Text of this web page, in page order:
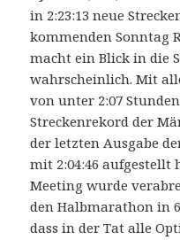
in 2:23:13 neue
kommenden Sonntag
macht ein Blick in die
wahrscheinlich. Mit
von unter 2:07
Streckenrekord der
der letzten Ausgabe
mit 2:04:46 aufgestellt
Meeting wurde
den Halbmarathon in
dass in der Tat alle